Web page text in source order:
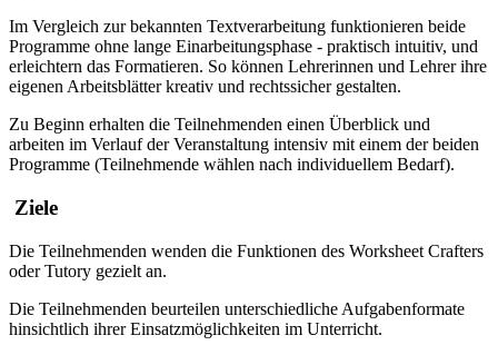
Im Vergleich zur bekannten Textverarbeitung funktionieren beide
Programme ohne lange Einarbeitungsphase - praktisch intuitiv, und
erleichtern das Formatieren. So können Lehrerinnen und Lehrer ihre
eigenen Arbeitsblätter kreativ und rechtssicher gestalten.
Zu Beginn erhalten die Teilnehmenden einen Überblick und
arbeiten im Verlauf der Veranstaltung intensiv mit einem der beiden
Programme (Teilnehmende wählen nach individuellem Bedarf).
Ziele
Die Teilnehmenden wenden die Funktionen des Worksheet Crafters
oder Tutory gezielt an.
Die Teilnehmenden beurteilen unterschiedliche Aufgabenformate
hinsichtlich ihrer Einsatzmöglichkeiten im Unterricht.